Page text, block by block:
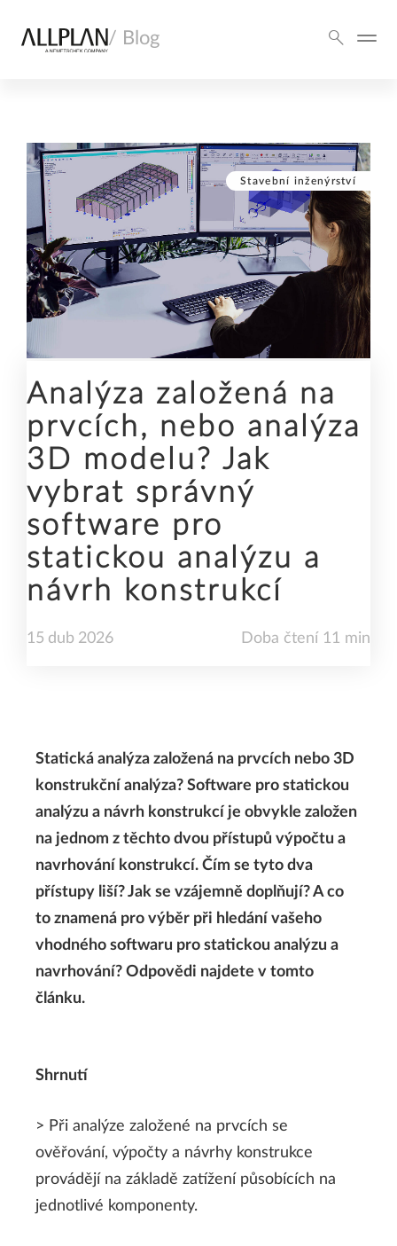
/ Blog
Stavební inženýrství
Analýza založená na
prvcích, nebo analýza
3D modelu? Jak
vybrat správný
software pro
statickou analýzu a
návrh konstrukcí
15 dub 2026 Doba čtení 11 min
Statická analýza založená na prvcích nebo 3D
konstrukční analýza? Software pro statickou
analýzu a návrh konstrukcí je obvykle založen
na jednom z těchto dvou přístupů výpočtu a
navrhování konstrukcí. Čím se tyto dva
přístupy liší? Jak se vzájemně doplňují? A co
to znamená pro výběr při hledání vašeho
vhodného softwaru pro statickou analýzu a
navrhování? Odpovědi najdete v tomto
článku.
Shrnutí
> Při analýze založené na prvcích se
ověřování, výpočty a návrhy konstrukce
provádějí na základě zatížení působících na
jednotlivé komponenty.